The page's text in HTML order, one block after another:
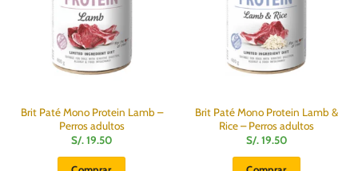
pueden
elegir
en
la
página
producto
pueden
elegir
en
la
página
producto
Brit Paté Mono Protein Lamb –
Perros adultos
S/.19.50
Brit Paté Mono Protein Lamb &
Rice – Perros adultos
S/.19.50